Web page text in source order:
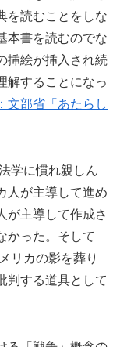
を読むことをしな
本書を読むのでな
挿絵が挿入され続
解することになっ
文部省「あたらし
学に慣れ親しん
人が主導して進め
が主導して作成さ
かった。そして
リカの影を葬り
判する道具として